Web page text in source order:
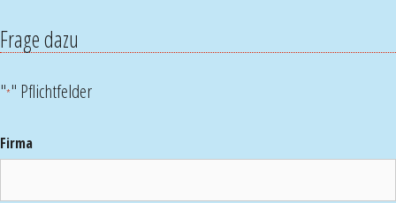
Frage dazu
"*" Pflichtfelder
Firma